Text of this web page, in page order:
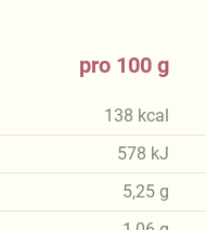
pro 100 g
138 kcal
578 kJ
5,25 g